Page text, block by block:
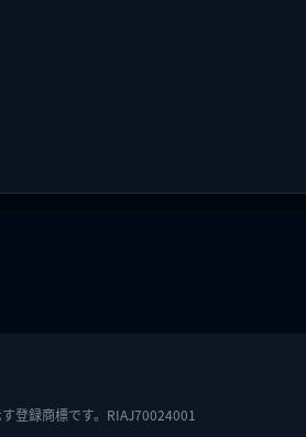
登録商標です。RIAJ70024001